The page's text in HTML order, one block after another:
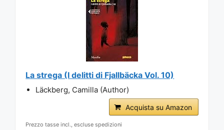
La strega (I delitti di Fjallbäcka Vol. 10)
Läckberg, Camilla (Author)
Acquista su Amazon
Prezzo tasse incl., escluse spedizioni